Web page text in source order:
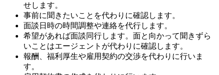
せします。
事前に聞きたいことを代わりに確認します。
面談日時の時間調整や連絡を代行します。
希望があれば面談同行します。面と向かって聞きずら
いことはエージェントが代わりに確認します。
報酬、福利厚生や雇用契約の交渉を代わりに行いま
す。